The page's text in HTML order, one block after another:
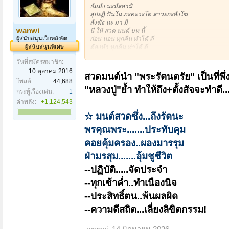
wanwi
ผู้สนับสนุนเว็บพลังจิต
ผู้สนับสนุนพิเศษ
วันที่สมัครสมาชิก:
10 ตุลาคม 2016
โพสต์:
44,688
กระทู้เรื่องเด่น:
1
ค่าพลัง:
+1,124,543
ธัมมัง นะมัสสามิ
สุปะฏิ ปันโน ภะคะวะโต สาวะกะสังโฆ
สังฆัง นะ มา มิ
นี่ ให้ สวด มนต์ บท นี้
ก่อน นอน ทุกคืน ทำได้ ดี
ต้องทำ ทุกคืน ทำได้ ดี
วันนี้ เช้า เป็นต้นไป
พรุ่ง นี้ เช้า จะทำ ดี เป็นคนดี
นี่ ทำ ทุก วัน ได้ ดี
สวดมนต์นำ "พระรัตนตรัย" เป็นที่พึ่
"หลวงปู่"ย้ำ ทำให้ถึง+ตั้งสัจจะทำดี...
☆ มนต์สวดซึ่ง...ถึงรัตนะ
พรคุณพระ.......ประทับคุม
คอยคุ้มครอง..ผองมารรุม
ฝ่ามรสุม.......อุ้มชูชีวิต
--ปฏิบัติ.....จัดประจำ
--ทุกเช้าค่ำ..ทำเนืองนิจ
--ประสิทธิ์ตน..พ้นผลผิด
--ความดีสถิต...เลี่ยงลิขิตกรรม!